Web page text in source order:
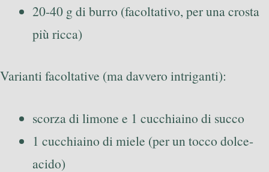
20-40 g di burro (facoltativo, per una crosta
più ricca)
Varianti facoltative (ma davvero intriganti):
scorza di limone e 1 cucchiaino di succo
1 cucchiaino di miele (per un tocco dolce-
acido)